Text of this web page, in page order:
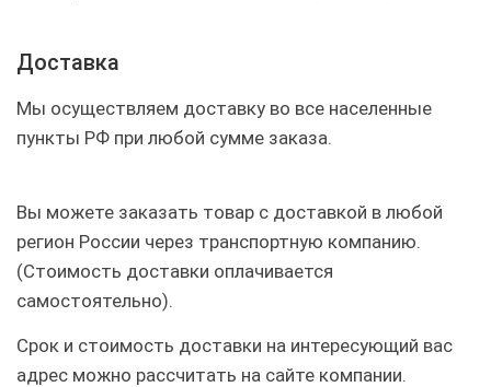
Доставка
Мы осуществляем доставку во все населенные
пункты РФ при любой сумме заказа.
Вы можете заказать товар с доставкой в любой
регион России через транспортную компанию.
(Стоимость доставки оплачивается
самостоятельно).
Срок и стоимость доставки на интересующий вас
адрес можно рассчитать на сайте компании.